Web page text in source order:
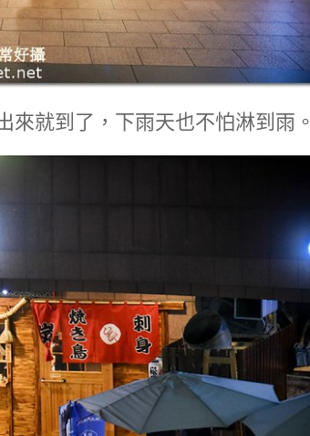
來就到了，下雨天也不怕淋到雨。